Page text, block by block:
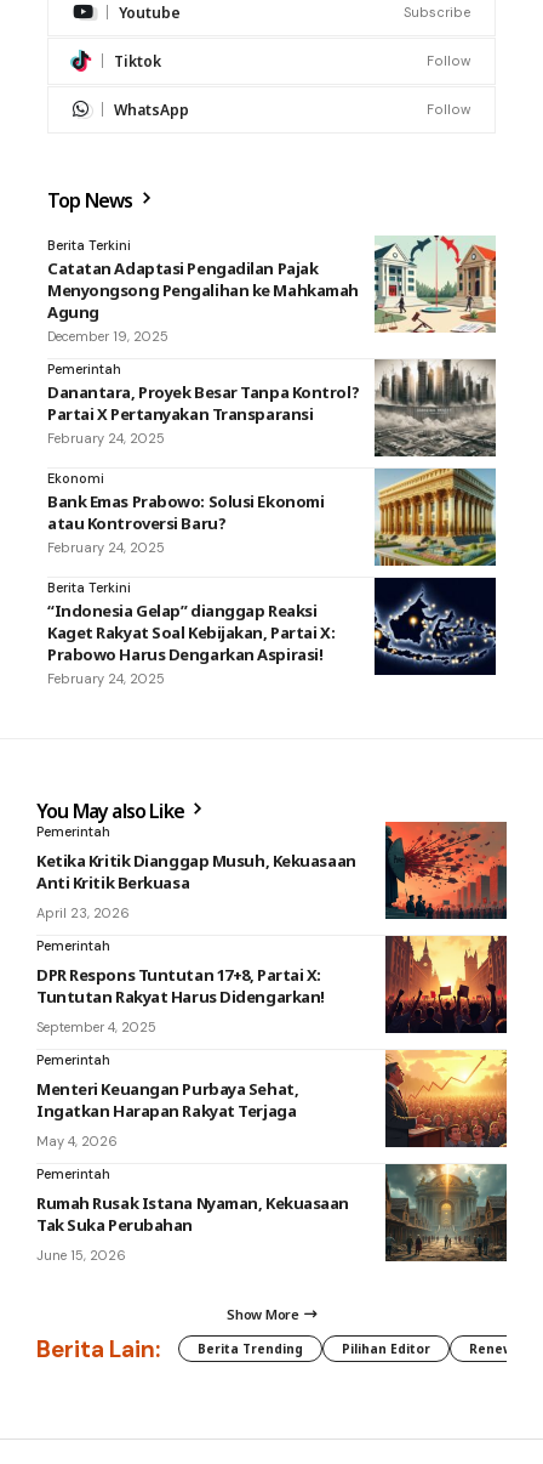
Youtube Subscribe
Tiktok Follow
WhatsApp Follow
Top News
Berita Terkini
Catatan Adaptasi Pengadilan Pajak
Menyongsong Pengalihan ke Mahkamah
Agung
December 19, 2025
Pemerintah
Danantara, Proyek Besar Tanpa Kontrol?
Partai X Pertanyakan Transparansi
February 24, 2025
Ekonomi
Bank Emas Prabowo: Solusi Ekonomi
atau Kontroversi Baru?
February 24, 2025
Berita Terkini
“Indonesia Gelap” dianggap Reaksi
Kaget Rakyat Soal Kebijakan, Partai X:
Prabowo Harus Dengarkan Aspirasi!
February 24, 2025
You May also Like
Pemerintah
Ketika Kritik Dianggap Musuh, Kekuasaan
Anti Kritik Berkuasa
April 23, 2026
Pemerintah
DPR Respons Tuntutan 17+8, Partai X:
Tuntutan Rakyat Harus Didengarkan!
September 4, 2025
Pemerintah
Menteri Keuangan Purbaya Sehat,
Ingatkan Harapan Rakyat Terjaga
May 4, 2026
Pemerintah
Rumah Rusak Istana Nyaman, Kekuasaan
Tak Suka Perubahan
June 15, 2026
Show More
Berita Lain: Berita Trending Pilihan Editor